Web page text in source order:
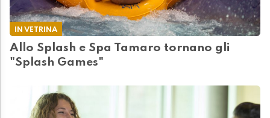
IN VETRINA
Allo Splash e Spa Tamaro tornano gli
"Splash Games"